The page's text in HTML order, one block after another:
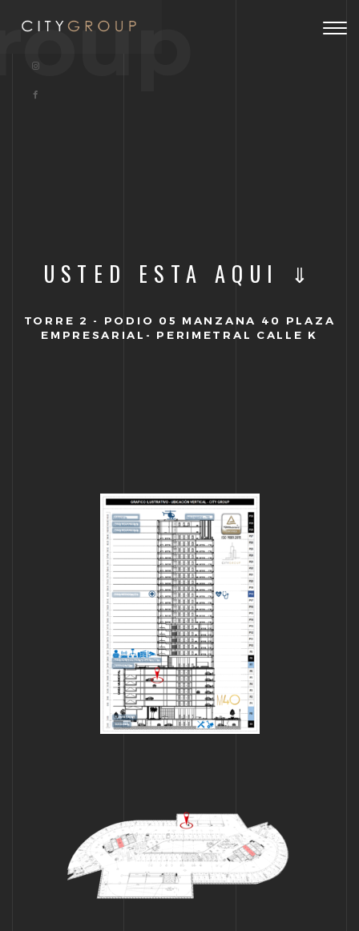
USTED ESTA AQUI ⇓
TORRE 2 - PODIO 05 MANZANA 40 PLAZA
EMPRESARIAL- PERIMETRAL CALLE K